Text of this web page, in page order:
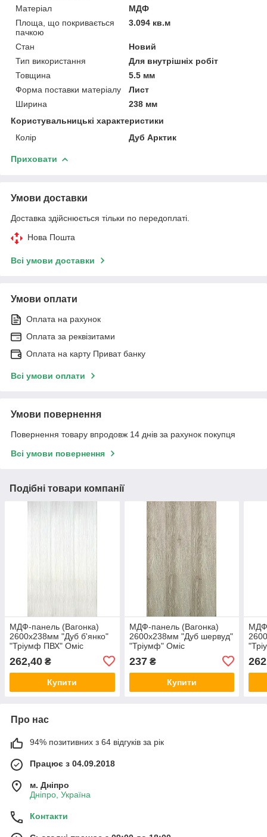
Матеріал
МДФ
Площа, що покривається
пачкою
3.094 кв.м
Стан
Новий
Тип використання
Для внутрішніх робіт
Товщина
5.5 мм
Форма поставки матеріалу
Лист
Ширина
238 мм
Користувальницькі характеристики
Колір
Дуб Арктик
Приховати
Умови доставки
Доставка здійснюється тільки по передоплаті.
Нова Пошта
Всі умови доставки
Умови оплати
Оплата на рахунок
Оплата за реквізитами
Оплата на карту Приват банку
Всі умови оплати
Умови повернення
Повернення товару впродовж 14 днів за рахунок покупця
Всі умови повернення
Подібні товари компанії
МДФ-панель (Вагонка)
2600х238мм "Дуб б'янко"
"Тріумф ПВХ" Оміс
262,40 ₴
Купити
МДФ-панель (Вагонка)
2600х238мм "Дуб шервуд"
"Тріумф" Оміс
237₴
Купити
Про нас
94% позитивних з 64 відгуків за рік
Працює з 04.09.2018
м. Дніпро
Дніпро, Україна
Контакти